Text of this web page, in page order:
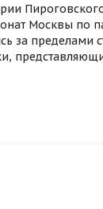
Москвы по
за пределами